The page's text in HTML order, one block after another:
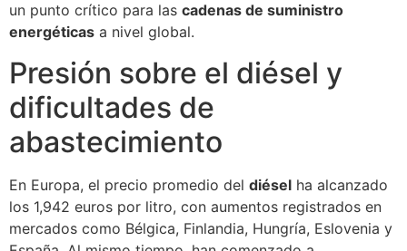
un punto crítico para las cadenas de suministro
energéticas a nivel global.
Presión sobre el diésel y
dificultades de
abastecimiento
En Europa, el precio promedio del diésel ha alcanzado
los 1,942 euros por litro, con aumentos registrados en
mercados como Bélgica, Finlandia, Hungría, Eslovenia y